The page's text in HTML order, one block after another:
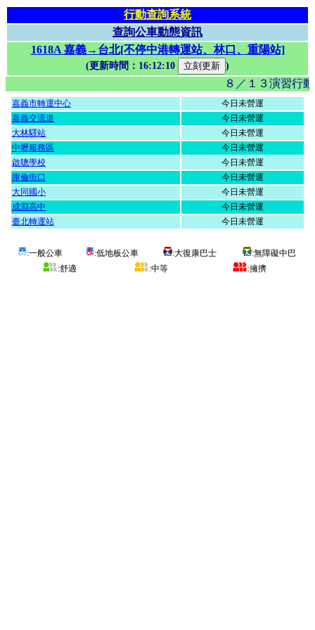
行動查詢系統
查詢公車動態資訊
1618A 嘉義→台北[不停中港轉運站、林口、重陽站]
(更新時間： 16:12:10 )
８／１３演習
嘉義市轉運中心
今日未營運
嘉義交流道
今日未營運
大林驛站
今日未營運
中壢服務區
今日未營運
啟聰學校
今日未營運
庫倫街口
今日未營運
大同國小
今日未營運
成淵高中
今日未營運
臺北轉運站
今日未營運
:一般公車 :低地板公車 :大復康巴士
:無障礙中巴
:舒適
:中等 :擁擠